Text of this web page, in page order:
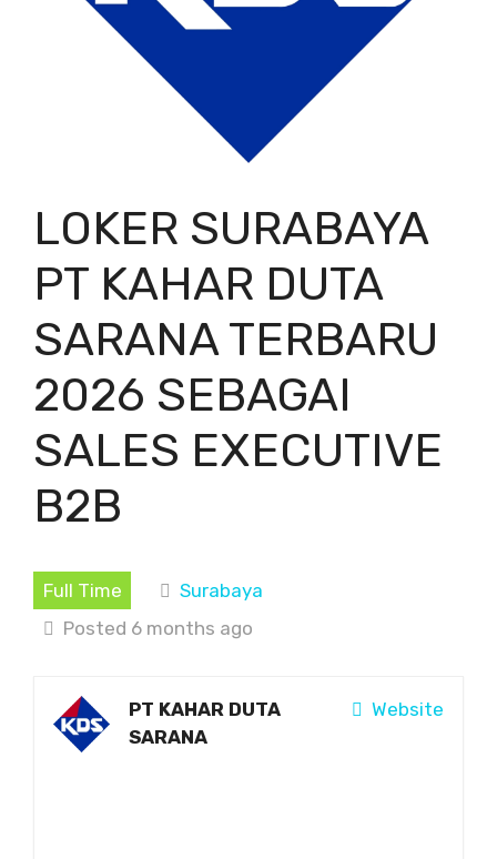
LOKER SURABAYA
PT KAHAR DUTA
SARANA TERBARU
2026 SEBAGAI
SALES EXECUTIVE
B2B
Full Time
Surabaya
Posted 6 months ago
Website
PT KAHAR DUTA
SARANA